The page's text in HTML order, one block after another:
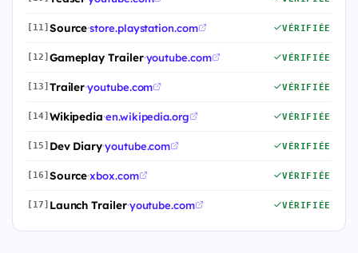
[11] Source·store.playstation.com VÉRIFIÉE
[12] Gameplay Trailer·youtube.com VÉRIFIÉE
[13] Trailer·youtube.com VÉRIFIÉE
[14] Wikipedia·en.wikipedia.org VÉRIFIÉE
[15] Dev Diary·youtube.com VÉRIFIÉE
[16] Source·xbox.com VÉRIFIÉE
[17] Launch Trailer·youtube.com VÉRIFIÉE